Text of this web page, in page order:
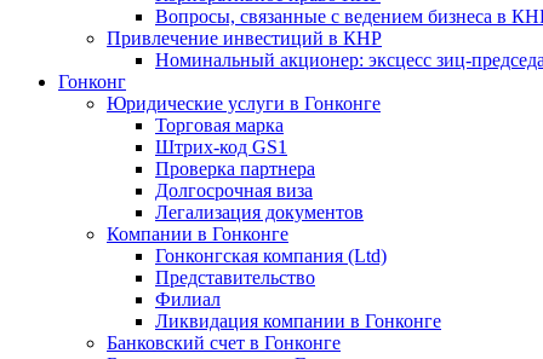
Вопросы, связанные с ведением бизнеса в
Привлечение инвестиций в КНР
Номинальный акционер: эксцесс зиц-
Гонконг
Юридические услуги в Гонконге
Торговая марка
Штрих-код GS1
Проверка партнера
Долгосрочная виза
Легализация документов
Компании в Гонконге
Гонконгская компания (Ltd)
Представительство
Филиал
Ликвидация компании в Гонконге
Банковский счет в Гонконге